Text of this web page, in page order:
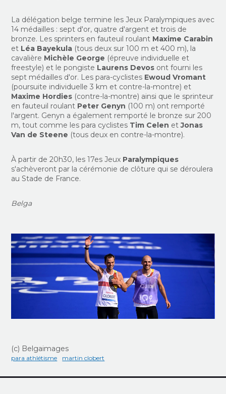
La délégation belge termine les Jeux Paralympiques avec
14 médailles : sept d'or, quatre d'argent et trois de
bronze. Les sprinters en fauteuil roulant Maxime Carabin
et Léa Bayekula (tous deux sur 100 m et 400 m), la
cavalière Michèle George (épreuve individuelle et
freestyle) et le pongiste Laurens Devos ont fourni les
sept médailles d'or. Les para-cyclistes Ewoud Vromant
(poursuite individuelle 3 km et contre-la-montre) et
Maxime Hordies (contre-la-montre) ainsi que le sprinteur
en fauteuil roulant Peter Genyn (100 m) ont remporté
l'argent. Genyn a également remporté le bronze sur 200
m, tout comme les para cyclistes Tim Celen etJonas
Van de Steene (tous deux en contre-la-montre).
À partir de 20h30, les 17es Jeux Paralympiques
s'achèveront par la cérémonie de clôture qui se déroulera
au Stade de France.
Belga
(c) Belgaimages
para athlétisme martin clobert